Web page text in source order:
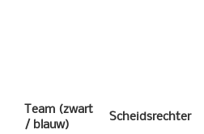
Team (zwart
/ blauw)
Scheidsrechter